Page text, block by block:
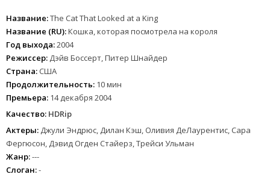
Название:The Cat That Looked at a King
Название (RU):Кошка, которая посмотрела на короля
Год выхода:2004
Режиссер: Дэйв Боссерт, Питер Шнайдер
Страна: США
Продолжительность: 10 мин
Премьера: 14 декабря 2004
Качество: HDRip
Актеры: Джули Эндрюс, Дилан Кэш, Оливия ДеЛаурентис, Сара
Фергюсон, Дэвид Огден Стайерз, Трейси Ульман
Жанр:---
Слоган:-